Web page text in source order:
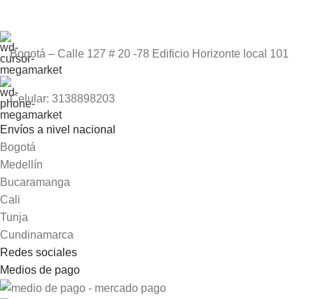
Bogotá – Calle 127 # 20 -78 Edificio Horizonte local 101
Celular: 3138898203
Envíos a nivel nacional
Bogotá
Medellín
Bucaramanga
Cali
Tunja
Cundinamarca
Redes sociales
Medios de pago